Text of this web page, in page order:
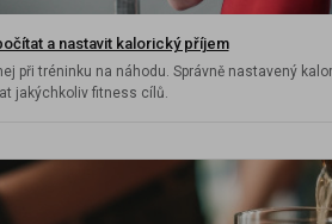
a nastavit kalorický příjem
při tréninku na náhodu. Správně nastavený
jakýchkoliv fitness cílů.